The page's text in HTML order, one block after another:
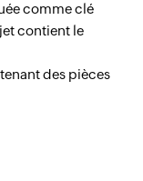
comme clé
contient le
des pièces